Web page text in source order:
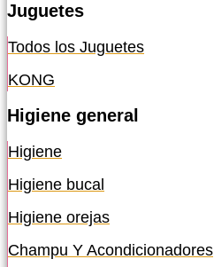
Juguetes
Todos los Juguetes
KONG
Higiene general
Higiene
Higiene bucal
Higiene orejas
Champu Y Acondicionadores